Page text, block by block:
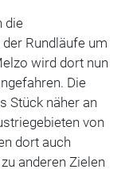
die
Rundläufe um
wird dort nun
Die
Stück näher an
von
dort auch
anderen Zielen